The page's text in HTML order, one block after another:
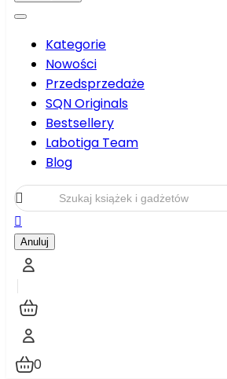
Kategorie
Nowości
Przedsprzedaże
SQN Originals
Bestsellery
Labotiga Team
Blog


Anuluj
0